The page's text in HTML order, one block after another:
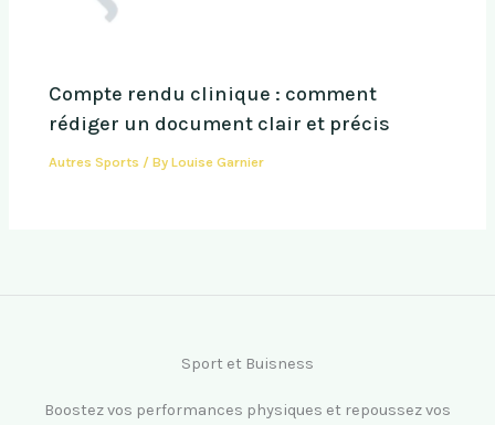
Compte rendu clinique : comment
rédiger un document clair et précis
Autres Sports / ByLouise Garnier
Sport et Buisness
Boostez vos performances physiques et repoussez vos